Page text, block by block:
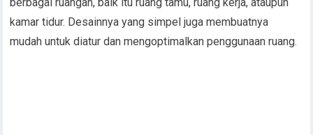
kamar tidur. Desainnya yang simpel juga membuatnya
mudah untuk diatur dan mengoptimalkan penggunaan ruang.